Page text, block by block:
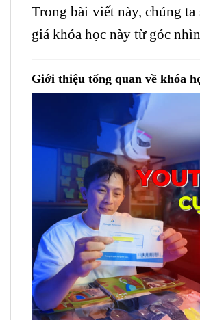
Trong bài viết này, chúng ta
giá khóa học này từ góc
Giới thiệu tổng quan về khóa